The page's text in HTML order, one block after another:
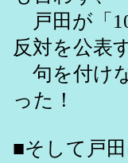
戸田が「
反対を公表
句を付け
った！
■そして戸